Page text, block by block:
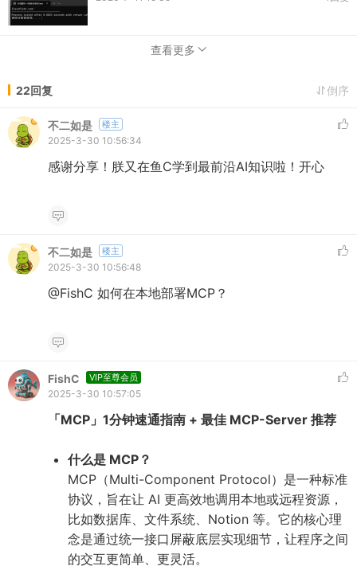
查看更多
22回复 倒序
不二如是 楼主
2025-3-30 10:56:34
感谢分享！朕又在鱼C学到最前沿AI知识啦！开心
不二如是 楼主
2025-3-30 10:56:48
@FishC 如何在本地部署MCP？
FishC VIP至尊会员
2025-3-30 10:57:05
「MCP」1分钟速通指南 + 最佳 MCP-Server 推荐
什么是 MCP？
MCP（Multi-Component Protocol）是一种标准
协议，旨在让 AI 更高效地调用本地或远程资源，
比如数据库、文件系统、Notion 等。它的核心理
念是通过统一接口屏蔽底层实现细节，让程序之间
的交互更简单、更灵活。